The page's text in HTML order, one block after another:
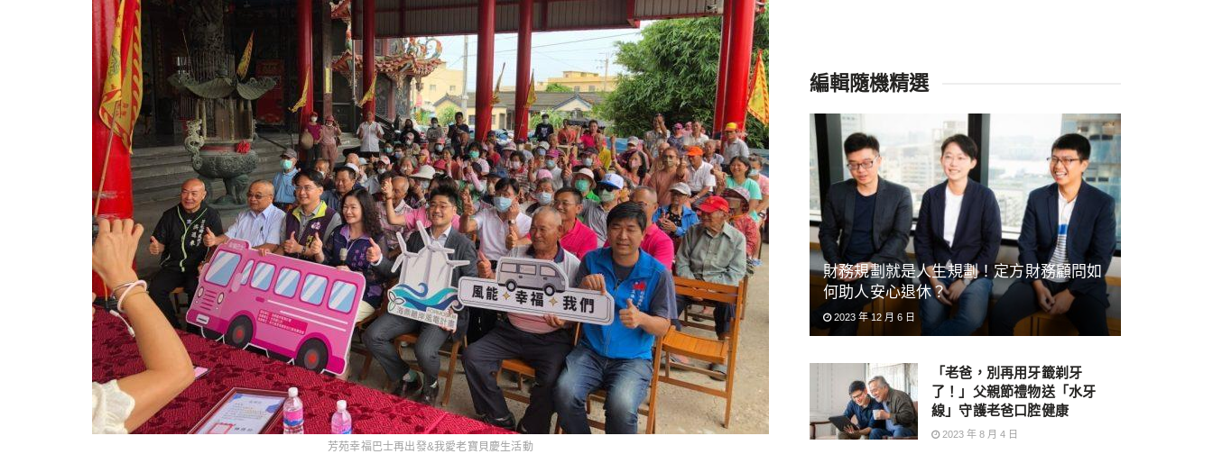
芳苑幸福巴士再出發&我愛老寶貝慶生活動
編輯隨機精選
財務規劃就是人生規劃！定方財務顧問如
何助人安心退休？
2023 年 12 月 6 日
「老爸，別再用牙籤剃牙
了！」父親節禮物送「水牙
線」守護老爸口腔健康
2023 年 8 月 4 日